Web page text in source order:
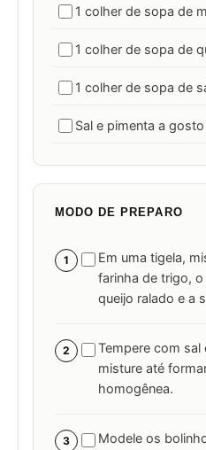
1 colher de sopa de
1 colher de sopa de
1 colher de sopa de
Sal e pimenta a gosto
MODO DE PREPARO
1
Em uma tigela,
farinha de trigo,
queijo ralado e a
2
Tempere com
misture até
homogênea.
3
Modele os